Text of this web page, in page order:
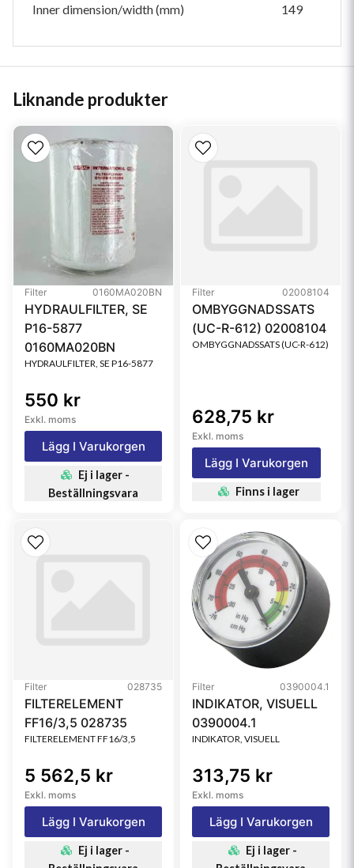
Inner dimension/width (mm) 149
Liknande produkter
Filter 0160MA020BN
HYDRAULFILTER, SE
P16-5877
0160MA020BN
HYDRAULFILTER, SE P16-5877
550 kr
Exkl. moms
Lägg I Varukorgen
Ej i lager -
Beställningsvara
Filter 02008104
OMBYGGNADSSATS
(UC-R-612) 02008104
OMBYGGNADSSATS (UC-R-612)
628,75 kr
Exkl. moms
Lägg I Varukorgen
Finns i lager
Filter 028735
FILTERELEMENT
FF16/3,5 028735
FILTERELEMENT FF16/3,5
5 562,5 kr
Exkl. moms
Lägg I Varukorgen
Ej i lager -
Filter 0390004.1
INDIKATOR, VISUELL
0390004.1
INDIKATOR, VISUELL
313,75 kr
Exkl. moms
Lägg I Varukorgen
Ej i lager -